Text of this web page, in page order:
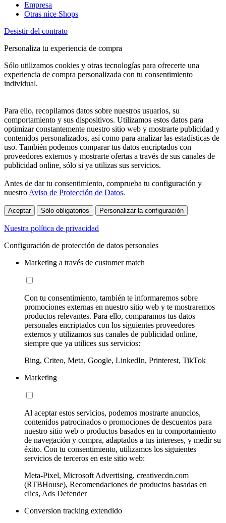
Empresa
Otras nice Shops
Desistir del contrato
Personaliza tu experiencia de compra
Sólo utilizamos cookies y otras tecnologías para ofrecerte una
experiencia de compra personalizada con tu consentimiento
individual.
Para ello, recopilamos datos sobre nuestros usuarios, su
comportamiento y sus dispositivos. Utilizamos estos datos para
optimizar constantemente nuestro sitio web y mostrarte publicidad y
contenidos personalizados, así como para analizar las estadísticas de
uso. También podemos comparar tus datos encriptados con
proveedores externos y mostrarte ofertas a través de sus canales de
publicidad online, sólo si ya utilizas sus servicios.
Antes de dar tu consentimiento, comprueba tu configuración y
nuestro Aviso de Protección de Datos.
Aceptar Sólo obligatorios Personalizar la configuración
Nuestra política de privacidad
Configuración de protección de datos personales
Marketing a través de customer match
Con tu consentimiento, también te informaremos sobre
promociones externas en nuestro sitio web y te mostraremos
productos relevantes. Para ello, comparamos tus datos
personales encriptados con los siguientes proveedores
externos y utilizamos sus canales de publicidad online,
siempre que ya utilices sus servicios:
Bing, Criteo, Meta, Google, LinkedIn, Printerest, TikTok
Marketing
Al aceptar estos servicios, podemos mostrarte anuncios,
contenidos patrocinados o promociones de descuentos para
nuestro sitio web o productos basados en tu comportamiento
de navegación y compra, adaptados a tus intereses, y medir su
éxito. Con tu consentimiento, utilizamos los siguientes
servicios de terceros en este sitio web:
Meta-Pixel, Microsoft Advertising, creativecdn.com
(RTBHouse), Recomendaciones de productos basadas en
clics, Ads Defender
Conversion tracking extendido